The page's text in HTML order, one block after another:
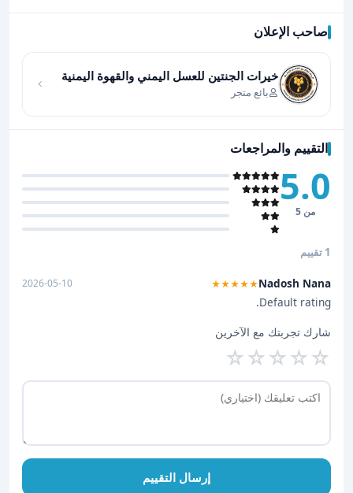
صاحب الإعلان
خيرات الجنتين للعسل اليمني والقهوة اليمنية
بائع متجر
التقييم والمراجعات
5.0
من 5
1 تقييم
Nadosh Nana
★★★★★
2026-05-10
Default rating.
شارك تجربتك مع الآخرين
☆
☆
☆
☆
☆
إرسال التقييم